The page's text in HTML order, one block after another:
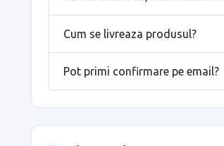
Cum se livreaza produsul?
Pot primi confirmare pe email?